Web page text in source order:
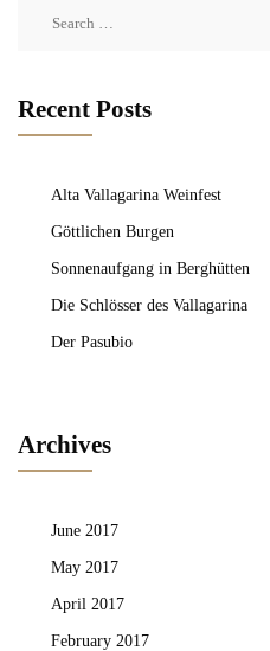
Recent Posts
Alta Vallagarina Weinfest
Göttlichen Burgen
Sonnenaufgang in Berghütten
Die Schlösser des Vallagarina
Der Pasubio
Archives
June 2017
May 2017
April 2017
February 2017